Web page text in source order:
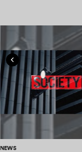
NEWS